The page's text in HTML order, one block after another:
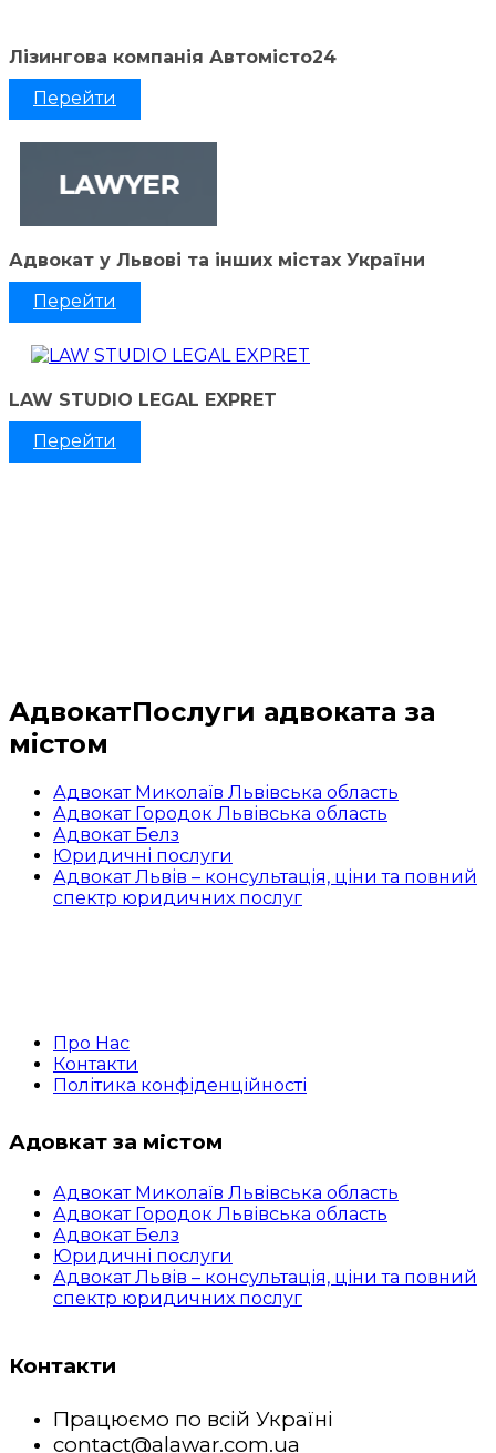
Лізингова компанія Автомісто24
Перейти
Адвокат у Львові та інших містах України
Перейти
LAW STUDIO LEGAL EXPRET
Перейти
АдвокатПослуги адвоката за
містом
Адвокат Миколаїв Львівська область
Адвокат Городок Львівська область
Адвокат Белз
Юридичні послуги
Адвокат Львів – консультація, ціни та повний
спектр юридичних послуг
Про Нас
Контакти
Політика конфіденційності
Адовкат за містом
Адвокат Миколаїв Львівська область
Адвокат Городок Львівська область
Адвокат Белз
Юридичні послуги
Адвокат Львів – консультація, ціни та повний
спектр юридичних послуг
Контакти
Працюємо по всій Україні
contact@alawar.com.ua